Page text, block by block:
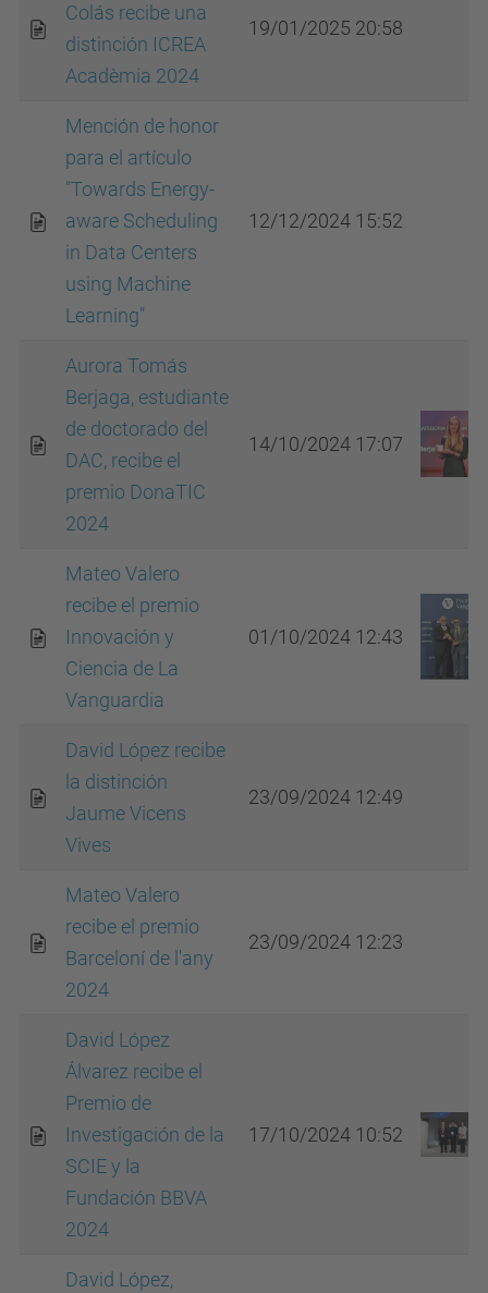
Colás recibe una
distinción ICREA
Acadèmia 2024
19/01/2025 20:58
Mención de honor
para el artículo
"Towards Energy-
aware Scheduling
in Data Centers
using Machine
Learning"
12/12/2024 15:52
Aurora Tomás
Berjaga, estudiante
de doctorado del
DAC, recibe el
premio DonaTIC
2024
14/10/2024 17:07
Mateo Valero
recibe el premio
Innovación y
Ciencia de La
Vanguardia
01/10/2024 12:43
David López recibe
la distinción
Jaume Vicens
Vives
23/09/2024 12:49
Mateo Valero
recibe el premio
Barceloní de l'any
2024
23/09/2024 12:23
David López
Álvarez recibe el
Premio de
Investigación de la
SCIE y la
Fundación BBVA
2024
17/10/2024 10:52
David López,